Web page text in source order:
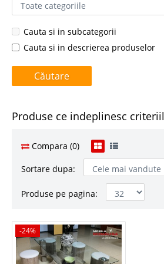
Cauta si in subcategorii
Cauta si in descrierea produselor
Produse ce indeplinesc
Compara (0)
Sortare dupa:
Produse pe pagina:
-24%
-24%